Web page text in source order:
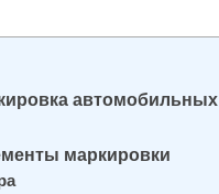
автомобильных
маркировки